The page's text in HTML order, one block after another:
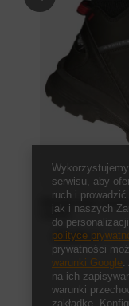
Zimowe buty
czarne
159,00 zł / szt.
serwisu, aby
ruch i
jak i naszych
do
polityce
prywatności
warunki Google.
na ich
warunki
zakładkę